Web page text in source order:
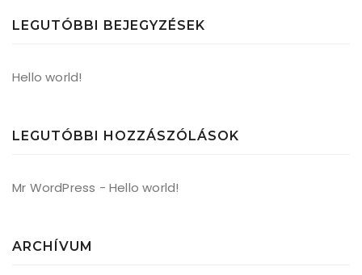
LEGUTÓBBI BEJEGYZÉSEK
Hello world!
LEGUTÓBBI HOZZÁSZÓLÁSOK
Mr WordPress - Hello world!
ARCHÍVUM